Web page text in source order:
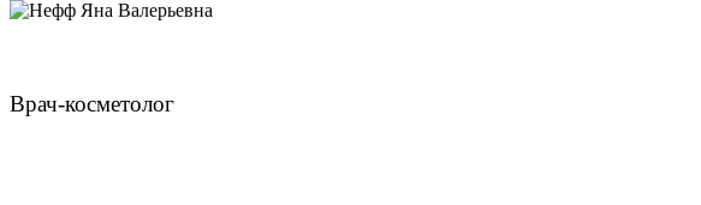
Врач-косметолог